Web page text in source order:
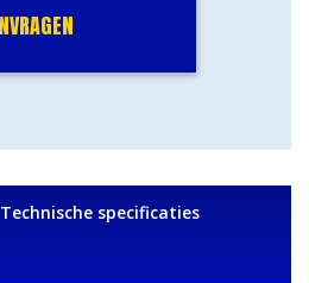
Technische specificaties